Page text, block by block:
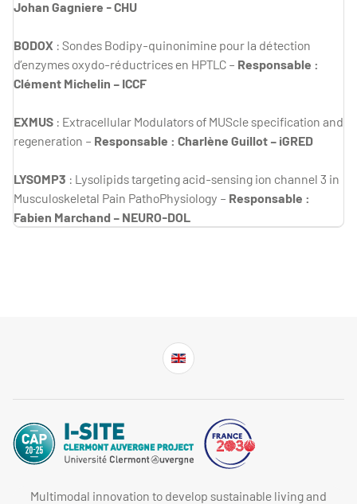
Johan Gagniere - CHU
BODOX : Sondes Bodipy-quinonimine pour la détection
d’enzymes oxydo-réductrices en HPTLC – Responsable :
Clément Michelin – ICCF
EXMUS : Extracellular Modulators of MUScle specification and
regeneration – Responsable : Charlène Guillot – iGRED
LYSOMP3 : Lysolipids targeting acid-sensing ion channel 3 in
Musculoskeletal Pain PathoPhysiology – Responsable :
Fabien Marchand – NEURO-DOL
Multimodal innovation to develop sustainable living and